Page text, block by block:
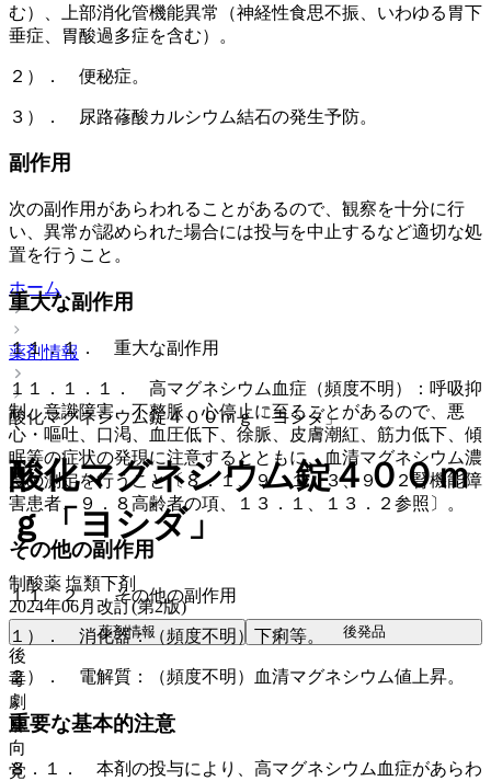
む）、上部消化管機能異常（神経性食思不振、いわゆる胃下
垂症、胃酸過多症を含む）。
２）． 便秘症。
３）． 尿路蓚酸カルシウム結石の発生予防。
副作用
次の副作用があらわれることがあるので、観察を十分に行
い、異常が認められた場合には投与を中止するなど適切な処
置を行うこと。
重大な副作用
１１．１． 重大な副作用
１１．１．１． 高マグネシウム血症（頻度不明）：呼吸抑
制、意識障害、不整脈、心停止に至ることがあるので、悪
心・嘔吐、口渇、血圧低下、徐脈、皮膚潮紅、筋力低下、傾
眠等の症状の発現に注意するとともに、血清マグネシウム濃
度の測定を行うこと〔８．１、９．１．３、９．２腎機能障
害患者、９．８高齢者の項、１３．１、１３．２参照〕。
その他の副作用
１１．２． その他の副作用
１）． 消化器：（頻度不明）下痢等。
２）． 電解質：（頻度不明）血清マグネシウム値上昇。
重要な基本的注意
８．１． 本剤の投与により、高マグネシウム血症があらわ
ホーム
薬剤情報
酸化マグネシウム錠４００ｍｇ「ヨシダ」
酸化マグネシウム錠４００ｍ
ｇ「ヨシダ」
制酸薬 塩類下剤
2024年06月改訂(第2版)
薬剤情報 後発品
後
毒
劇
麻
向
覚